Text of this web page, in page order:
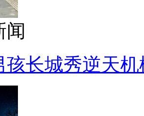
闻
孩长城秀逆天机